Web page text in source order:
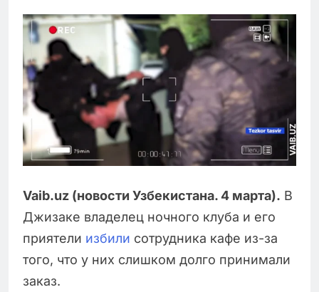
Vaib.uz (новости Узбекистана. 4 марта). В
Джизаке владелец ночного клуба и его
приятели избили сотрудника кафе из-за
того, что у них слишком долго принимали
заказ.